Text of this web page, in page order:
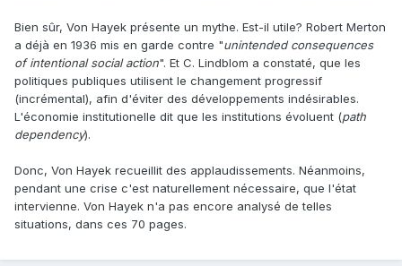
Bien sûr, Von Hayek présente un mythe. Est-il utile? Robert Merton
a déjà en 1936 mis en garde contre "unintended consequences
of intentional social action". Et C. Lindblom a constaté, que les
politiques publiques utilisent le changement progressif
(incrémental), afin d'éviter des développements indésirables.
L'économie institutionelle dit que les institutions évoluent (path
dependency).
Donc, Von Hayek recueillit des applaudissements. Néanmoins,
pendant une crise c'est naturellement nécessaire, que l'état
intervienne. Von Hayek n'a pas encore analysé de telles
situations, dans ces 70 pages.